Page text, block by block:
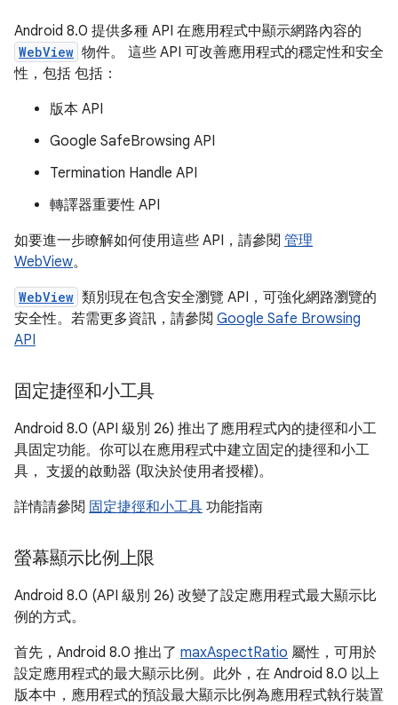
Android 8.0 提供多種 API 在應用程式中顯示網路內容的
WebView 物件。 這些 API 可改善應用程式的穩定性和安全
性，包括 包括：
版本 API
Google SafeBrowsing API
Termination Handle API
轉譯器重要性 API
如要進一步瞭解如何使用這些 API，請參閱 管理
WebView。
WebView 類別現在包含安全瀏覽 API，可強化網路瀏覽的
安全性。若需更多資訊，請參閲 Google Safe Browsing
API
固定捷徑和小工具
Android 8.0 (API 級別 26) 推出了應用程式內的捷徑和小工
具固定功能。你可以在應用程式中建立固定的捷徑和小工
具， 支援的啟動器 (取決於使用者授權)。
詳情請參閱 固定捷徑和小工具 功能指南
螢幕顯示比例上限
Android 8.0 (API 級別 26) 改變了設定應用程式最大顯示比
例的方式。
首先，Android 8.0 推出了 maxAspectRatio 屬性，可用於
設定應用程式的最大顯示比例。此外，在 Android 8.0 以上
版本中，應用程式的預設最大顯示比例為應用程式執行裝置